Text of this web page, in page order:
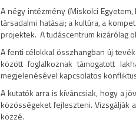
A négy intézmény (Miskolci
társadalmi hatásai; a kultúra, a
projektek. A tudáscentrum kizárólag
A fenti célokkal összhangban új
között foglalkoznak támogatott
megjelenésével kapcsolatos
A kutatók arra is kíváncsiak, hogy a
közösségeket fejleszteni. Vizsgálják
közzé.